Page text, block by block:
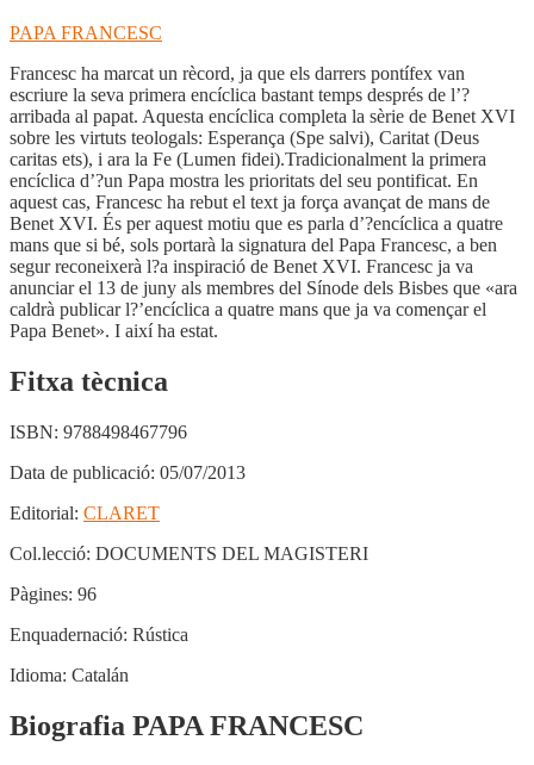
PAPA FRANCESC
Francesc ha marcat un rècord, ja que els darrers pontífex van
escriure la seva primera encíclica bastant temps després de l’?
arribada al papat. Aquesta encíclica completa la sèrie de Benet XVI
sobre les virtuts teologals: Esperança (Spe salvi), Caritat (Deus
caritas ets), i ara la Fe (Lumen fidei).Tradicionalment la primera
encíclica d’?un Papa mostra les prioritats del seu pontificat. En
aquest cas, Francesc ha rebut el text ja força avançat de mans de
Benet XVI. És per aquest motiu que es parla d’?encíclica a quatre
mans que si bé, sols portarà la signatura del Papa Francesc, a ben
segur reconeixerà l?a inspiració de Benet XVI. Francesc ja va
anunciar el 13 de juny als membres del Sínode dels Bisbes que «ara
caldrà publicar l?’encíclica a quatre mans que ja va començar el
Papa Benet». I així ha estat.
Fitxa tècnica
ISBN: 9788498467796
Data de publicació: 05/07/2013
Editorial: CLARET
Col.lecció: DOCUMENTS DEL MAGISTERI
Pàgines: 96
Enquadernació: Rústica
Idioma: Catalán
Biografia PAPA FRANCESC